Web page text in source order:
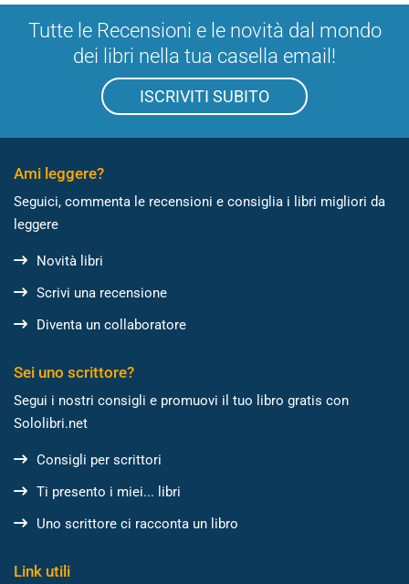
Tutte le Recensioni e le novità dal mondo
dei libri nella tua casella email!
ISCRIVITI SUBITO
Ami leggere?
Seguici, commenta le recensioni e consiglia i libri migliori da
leggere
Novità libri
Scrivi una recensione
Diventa un collaboratore
Sei uno scrittore?
Segui i nostri consigli e promuovi il tuo libro gratis con
Sololibri.net
Consigli per scrittori
Ti presento i miei... libri
Uno scrittore ci racconta un libro
Link utili